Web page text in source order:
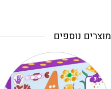
מוצרים נוספים